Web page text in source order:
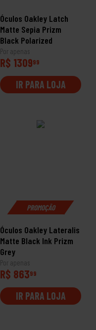
Óculos Oakley Latch
Matte Sepia Prizm
Black Polarized
Por apenas
R$ 130999
IR PARA LOJA
PROMOÇÃO
Óculos Oakley Lateralis
Matte Black Ink Prizm
Grey
Por apenas
R$ 86399
IR PARA LOJA